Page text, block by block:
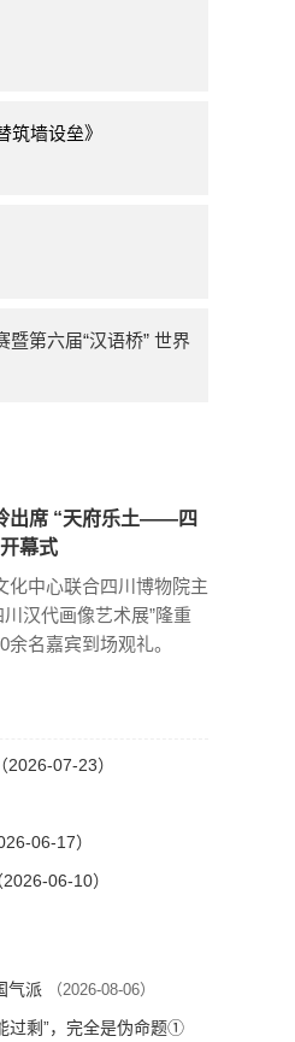
墙设垒》
第六届“汉语桥” 世界
出席 “天府乐土——四
幕式
化中心联合四川博物院主
汉代画像艺术展”隆重
名嘉宾到场观礼。
07-23）
06-17）
06-10）
气派 （2026-08-06）
过剩”，完全是伪命题①